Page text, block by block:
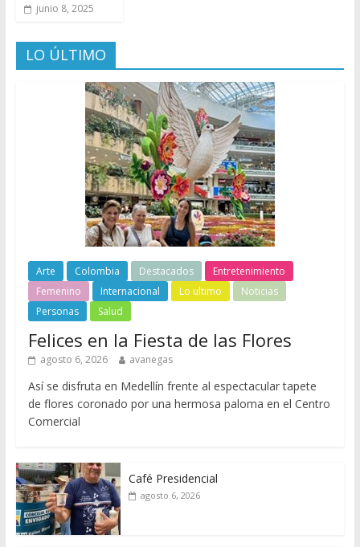
junio 8, 2025
LO ÚLTIMO
Arte Colombia Destacados
Entretenimiento
Femenino
Internacional Lo ultimo
Noticias
Personas
Salud
Felices en la Fiesta de las Flores
agosto 6, 2026 avanegas
Así se disfruta en Medellín frente al espectacular tapete
de flores coronado por una hermosa paloma en el Centro
Comercial
Café Presidencial
agosto 6, 2026